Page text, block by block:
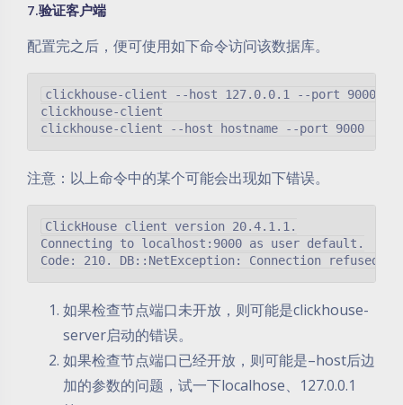
7.验证客户端
配置完之后，便可使用如下命令访问该数据库。
clickhouse-client --host 127.0.0.1 --port 9000
clickhouse-client
注意：以上命令中的某个可能会出现如下错误。
ClickHouse client version 20.4.1.1.
Connecting to localhost:9000 as user default.
如果检查节点端口未开放，则可能是clickhouse-
server启动的错误。
如果检查节点端口已经开放，则可能是–host后边
加的参数的问题，试一下localhose、127.0.0.1